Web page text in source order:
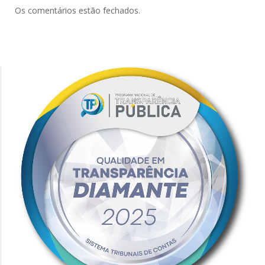
Os comentários estão fechados.